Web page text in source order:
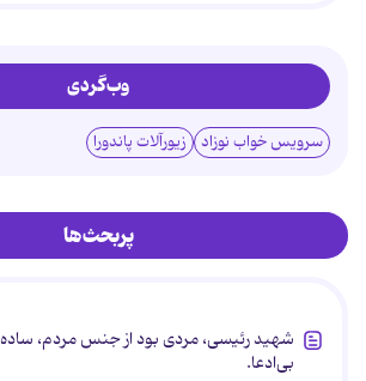
وب‌گردی
سرویس خواب نوزاد زیورآلات پاندورا
پربحث‌ها
شهید رئیسی، مردی بود از جنس مردم،
بی‌ادعا.